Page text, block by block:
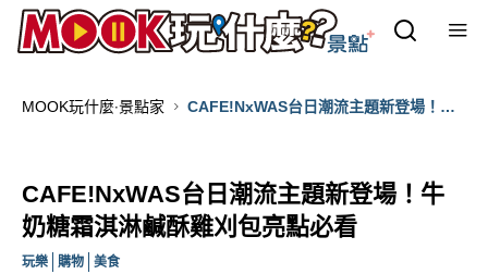
MOOK玩什麼‧景點家
CAFE!NxWAS台日潮流主題新登場！牛
CAFE!NxWAS台日潮流主題新登場！牛
奶糖霜淇淋鹹酥雞刈包亮點必看
玩樂 購物 美食